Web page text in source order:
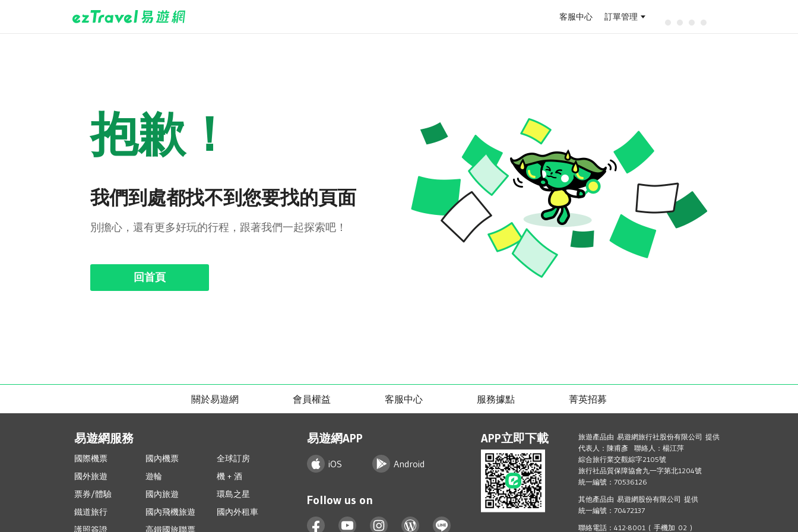
客服中心 訂單管理
抱歉！
我們到處都找不到您要找的頁面
別擔心，還有更多好玩的行程，跟著我們一起探索吧！
回首頁
關於易遊網 會員權益 客服中心 服務據點 菁英招募
易遊網服務
國際機票 國內機票
全球訂房
國外旅遊
遊輪
機 + 酒
票券/體驗
國內旅遊
環島之星
鐵道旅行
國內飛機旅遊
國內外租車
護照簽證
高鐵國旅聯票
易遊網APP
iOS Android
Follow us on
APP立即下載
旅遊產品由 易遊網旅行社股份有限公司 提供
代表人：陳甫彥 聯絡人：楊江萍
綜合旅行業交觀綜字2105號
旅行社品質保障協會九一字第北1204號
統一編號：70536126
其他產品由 易遊網股份有限公司 提供
統一編號：70472137
聯絡電話：412-8001 ( 手機加 02 )